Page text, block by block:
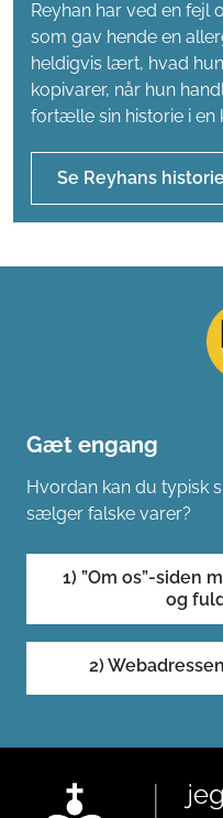
kopivarer, når hun
fortælle sin historie i en
Se Reyhans
sælger falske varer?
1) ”Om os”-siden
og
2)